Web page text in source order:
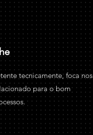
tecnicamente, foca nos
para o bom